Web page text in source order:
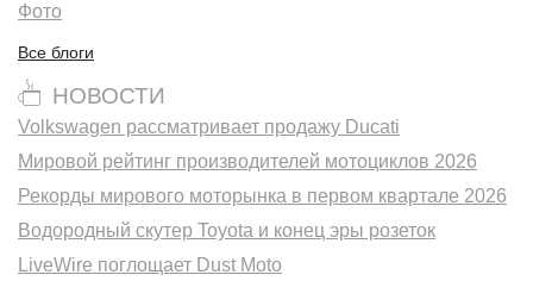
Фото
Все блоги
НОВОСТИ
Volkswagen рассматривает продажу Ducati
Мировой рейтинг производителей мотоциклов 2026
Рекорды мирового моторынка в первом квартале 2026
Водородный скутер Toyota и конец эры розеток
LiveWire поглощает Dust Moto